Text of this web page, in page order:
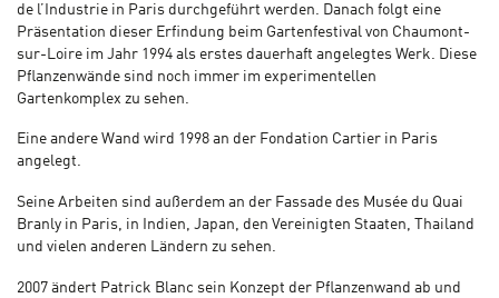
de l’Industrie in Paris durchgeführt werden. Danach folgt eine
Präsentation dieser Erfindung beim Gartenfestival von Chaumont-
sur-Loire im Jahr 1994 als erstes dauerhaft angelegtes Werk. Diese
Pflanzenwände sind noch immer im experimentellen
Gartenkomplex zu sehen.
Eine andere Wand wird 1998 an der Fondation Cartier in Paris
angelegt.
Seine Arbeiten sind außerdem an der Fassade des Musée du Quai
Branly in Paris, in Indien, Japan, den Vereinigten Staaten, Thailand
und vielen anderen Ländern zu sehen.
2007 ändert Patrick Blanc sein Konzept der Pflanzenwand ab und